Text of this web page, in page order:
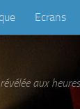
Ecrans
aux